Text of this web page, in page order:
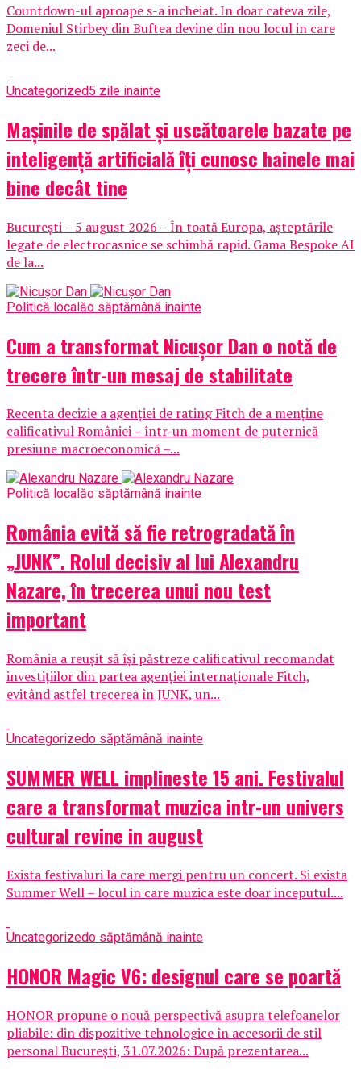
Countdown-ul aproape s-a incheiat. In doar cateva zile,
Domeniul Stirbey din Buftea devine din nou locul in care
zeci de...
Uncategorized5 zile inainte
Mașinile de spălat și uscătoarele bazate pe
inteligență artificială îți cunosc hainele mai
bine decât tine
București – 5 august 2026 – În toată Europa, așteptările
legate de electrocasnice se schimbă rapid. Gama Bespoke AI
de la...
Politică localăo săptămână inainte
Cum a transformat Nicușor Dan o notă de
trecere într-un mesaj de stabilitate
Recenta decizie a agenției de rating Fitch de a menține
calificativul României – într-un moment de puternică
presiune macroeconomică –...
Politică localăo săptămână inainte
România evită să fie retrogradată în
„JUNK”. Rolul decisiv al lui Alexandru
Nazare, în trecerea unui nou test
important
România a reușit să își păstreze calificativul recomandat
investițiilor din partea agenției internaționale Fitch,
evitând astfel trecerea în JUNK, un...
Uncategorizedo săptămână inainte
SUMMER WELL implineste 15 ani. Festivalul
care a transformat muzica intr-un univers
cultural revine in august
Exista festivaluri la care mergi pentru un concert. Si exista
Summer Well – locul in care muzica este doar inceputul....
Uncategorizedo săptămână inainte
HONOR Magic V6: designul care se poartă
HONOR propune o nouă perspectivă asupra telefoanelor
pliabile: din dispozitive tehnologice în accesorii de stil
personal București, 31.07.2026: După prezentarea...